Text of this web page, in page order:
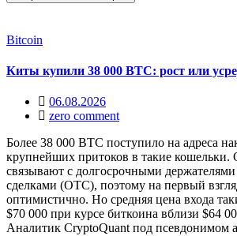
Bitcoin
Киты купили 38 000 BTC: рост или
06.08.2026
zero comment
Более 38 000 BTC поступило на адреса
крупнейших притоков в такие
связывают с долгосрочными
сделками (OTC), поэтому на первый
оптимистично. Но средняя цена входа
$70 000 при курсе биткоина вблизи $64
Аналитик CryptoQuant под псевдонимом